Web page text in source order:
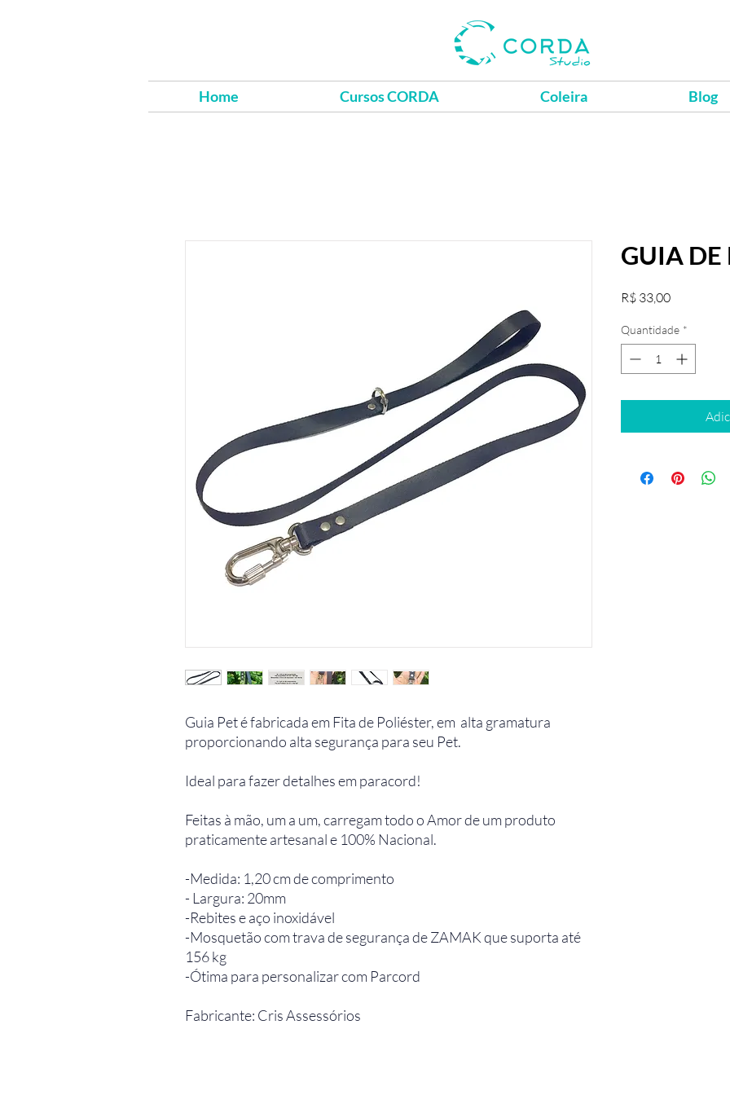
Home Cursos CORDA Coleira Blog
Guia Pet é fabricada em Fita de Poliéster, em alta gramatura
proporcionando alta segurança para seu Pet.
Ideal para fazer detalhes em paracord!
Feitas à mão, um a um, carregam todo o Amor de um produto
praticamente artesanal e 100% Nacional.
-Medida: 1,20 cm de comprimento
- Largura: 20mm
-Rebites e aço inoxidável
-Mosquetão com trava de segurança de ZAMAK que suporta até
156 kg
-Ótima para personalizar com Parcord
Fabricante: Cris Assessórios
GUIA
R$ 33,00Preço
Quantidade *